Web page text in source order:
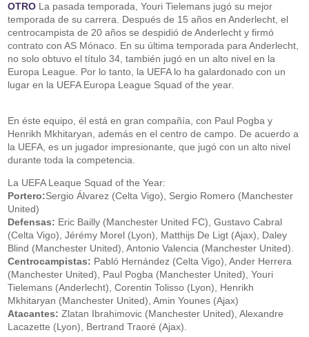
OTRO La pasada temporada, Youri Tielemans jugó su mejor
temporada de su carrera. Después de 15 años en Anderlecht, el
centrocampista de 20 años se despidió de Anderlecht y firmó
contrato con AS Mónaco. En su última temporada para Anderlecht,
no solo obtuvo el título 34, también jugó en un alto nivel en la
Europa League. Por lo tanto, la UEFA lo ha galardonado con un
lugar en la UEFA Europa League Squad of the year.
En éste equipo, él está en gran compañía, con Paul Pogba y
Henrikh Mkhitaryan, además en el centro de campo. De acuerdo a
la UEFA, es un jugador impresionante, que jugó con un alto nivel
durante toda la competencia.
La UEFA Leaque Squad of the Year:
Portero:Sergio Álvarez (Celta Vigo), Sergio Romero (Manchester
United)
Defensas: Eric Bailly (Manchester United FC), Gustavo Cabral
(Celta Vigo), Jérémy Morel (Lyon), Matthijs De Ligt (Ajax), Daley
Blind (Manchester United), Antonio Valencia (Manchester United).
Centrocampistas: Pabló Hernández (Celta Vigo), Ander Herrera
(Manchester United), Paul Pogba (Manchester United), Youri
Tielemans (Anderlecht), Corentin Tolisso (Lyon), Henrikh
Mkhitaryan (Manchester United), Amin Younes (Ajax)
Atacantes: Zlatan Ibrahimovic (Manchester United), Alexandre
Lacazette (Lyon), Bertrand Traoré (Ajax).